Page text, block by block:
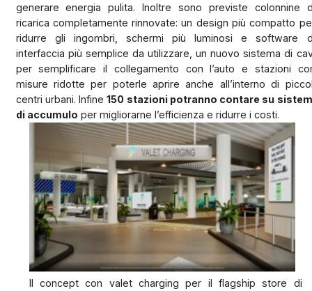
generare energia pulita. Inoltre sono previste colonnine
ricarica completamente rinnovate: un design più compatto
ridurre gli ingombri, schermi più luminosi e software
interfaccia più semplice da utilizzare, un nuovo sistema di
per semplificare il collegamento con l’auto e stazioni
misure ridotte per poterle aprire anche all’interno di
centri urbani. Infine150 stazioni potranno contare su
di accumulo per migliorarne l’efficienza e ridurre i costi.
Il concept con valet charging per il flagship store di